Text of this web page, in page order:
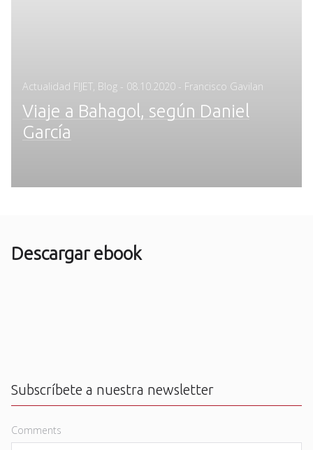
Actualidad FIJET Blog - Posted
08.10.2020 - Francisco Gavilan
Viaje a Bahagol, según Daniel
García
Descargar ebook
Subscríbete a nuestra newsletter
Comments